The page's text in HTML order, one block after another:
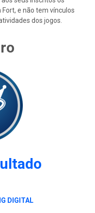
e não tem vínculos
dos jogos.
DIGITAL